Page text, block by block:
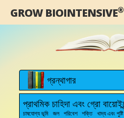
GROW BIOINTENSIVE®
গ্রন্থাগার
প্রাথমিক চাহিদা এবং গ্রো
চাষযোগ্য ভূমি জল পরিবেশ শক্তি খাদ্য এবং